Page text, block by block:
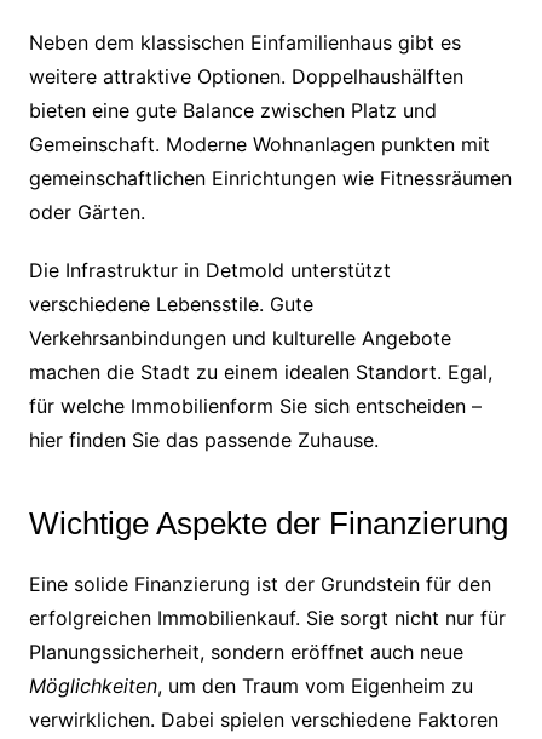
Neben dem klassischen Einfamilienhaus gibt es
weitere attraktive Optionen. Doppelhaushälften
bieten eine gute Balance zwischen Platz und
Gemeinschaft. Moderne Wohnanlagen punkten mit
gemeinschaftlichen Einrichtungen wie Fitnessräumen
oder Gärten.
Die Infrastruktur in Detmold unterstützt
verschiedene Lebensstile. Gute
Verkehrsanbindungen und kulturelle Angebote
machen die Stadt zu einem idealen Standort. Egal,
für welche Immobilienform Sie sich entscheiden –
hier finden Sie das passende Zuhause.
Wichtige Aspekte der Finanzierung
Eine solide Finanzierung ist der Grundstein für den
erfolgreichen Immobilienkauf. Sie sorgt nicht nur für
Planungssicherheit, sondern eröffnet auch neue
Möglichkeiten, um den Traum vom Eigenheim zu
verwirklichen. Dabei spielen verschiedene Faktoren